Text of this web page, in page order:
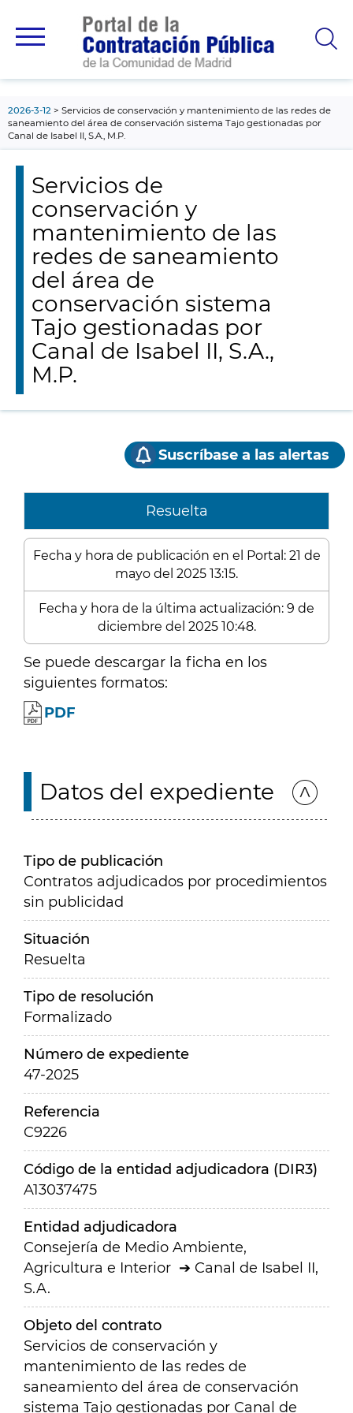
principal
2026-3-12
Servicios de conservación y mantenimiento de las redes de
saneamiento del área de conservación sistema Tajo gestionadas por
Canal de Isabel II, S.A., M.P.
Servicios de
conservación y
mantenimiento de las
redes de saneamiento
del área de
conservación sistema
Tajo gestionadas por
Canal de Isabel II, S.A.,
M.P.
Suscríbase a las alertas
Resuelta
Fecha y hora de publicación en el Portal: 21 de
mayo del 2025 13:15.
Fecha y hora de la última actualización: 9 de
diciembre del 2025 10:48.
Se puede descargar la ficha en los
siguientes formatos:
PDF
Datos del expediente
Tipo de publicación
Contratos adjudicados por procedimientos
sin publicidad
Situación
Resuelta
Tipo de resolución
Formalizado
Número de expediente
47-2025
Referencia
C9226
Código de la entidad adjudicadora (DIR3)
A13037475
Entidad adjudicadora
Consejería de Medio Ambiente,
Agricultura e Interior
Canal de Isabel II,
S.A.
Objeto del contrato
Servicios de conservación y
mantenimiento de las redes de
saneamiento del área de conservación
sistema Tajo gestionadas por Canal de